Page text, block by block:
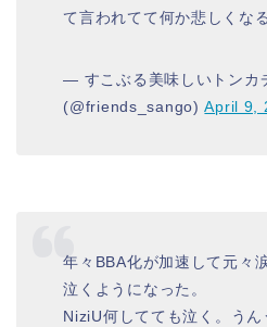
て言われてて何か悲しくなる
— すこぶる美味しいトンカ
(@friends_sango)April 9,
年々BBA化が加速して元々
泣くようになった。
NiziU何してても泣く。う